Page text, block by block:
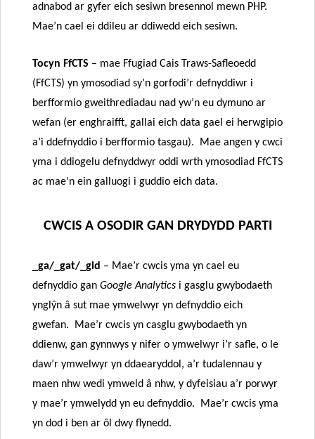
adnabod ar gyfer eich sesiwn bresennol mewn PHP.
Mae’n cael ei ddileu ar ddiwedd eich sesiwn.
Tocyn FfCTS – mae Ffugiad Cais Traws-Safleoedd
(FfCTS) yn ymosodiad sy’n gorfodi’r defnyddiwr i
berfformio gweithrediadau nad yw’n eu dymuno ar
wefan (er enghraifft, gallai eich data gael ei herwgipio
a’i ddefnyddio i berfformio tasgau). Mae angen y cwci
yma i ddiogelu defnyddwyr oddi wrth ymosodiad FfCTS
ac mae’n ein galluogi i guddio eich data.
CWCIS A OSODIR GAN DRYDYDD PARTI
_ga/_gat/_gid – Mae’r cwcis yma yn cael eu
defnyddio gan Google Analytics i gasglu gwybodaeth
ynglŷn â sut mae ymwelwyr yn defnyddio eich
gwefan. Mae’r cwcis yn casglu gwybodaeth yn
ddienw, gan gynnwys y nifer o ymwelwyr i’r safle, o le
daw’r ymwelwyr yn ddaearyddol, a’r tudalennau y
maen nhw wedi ymweld â nhw, y dyfeisiau a’r porwyr
y mae’r ymwelydd yn eu defnyddio. Mae’r cwcis yma
yn dod i ben ar ôl dwy flynedd.